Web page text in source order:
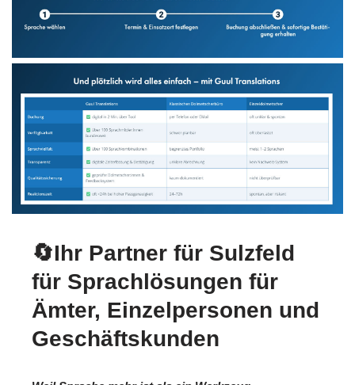
🔄Ihr Partner für Sulzfeld
für Sprachlösungen für
Ämter, Einzelpersonen und
Geschäftskunden